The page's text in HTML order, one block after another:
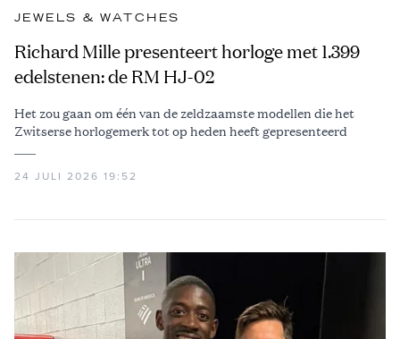
JEWELS & WATCHES
Richard Mille presenteert horloge met 1.399
edelstenen: de RM HJ-02
Het zou gaan om één van de zeldzaamste modellen die het
Zwitserse horlogemerk tot op heden heeft gepresenteerd
24 JULI 2026 19:52